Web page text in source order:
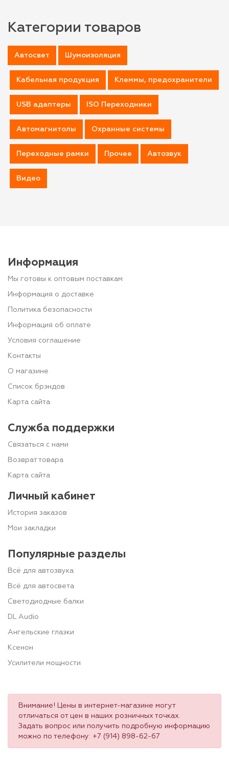
Категории товаров
Автосвет Шумоизоляция
Кабельная продукция Клеммы, предохранители
USB адаптеры ISO Переходники
Автомагнитолы Охранные системы
Переходные рамки Прочее Автозвук
Видео
Информация
Мы готовы к оптовым поставкам
Информация о доставке
Политика безопасности
Информация об оплате
Условия соглашение
Контакты
О магазине
Список брэндов
Карта сайта
Служба поддержки
Связаться с нами
Возврат товара
Карта сайта
Личный кабинет
История заказов
Мои закладки
Популярные разделы
Всё для автозвука
Всё для автосвета
Светодиодные балки
DL Audio
Ангельские глазки
Ксенон
Усилители мощности
Внимание! Цены в интернет-магазине могут
отличаться от цен в наших розничных точках.
Задать вопрос или получить подробную информацию
можно по телефону: +7 (914) 898-62-67